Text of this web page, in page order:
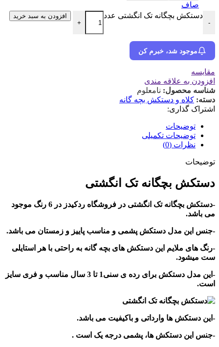
صاف
-
دستکش بچگانه تک انگشتی عدد
+
افزودن به سبد خرید
موجود شد، خبرم کن
مقایسه
افزودن به علاقه مندی
شناسه محصول: نامعلوم
دسته: کلاه و دستکش بچه گانه
اشتراک گذاری:
توضیحات
توضیحات تکمیلی
نظرات (0)
توضیحات
دستکش بچگانه تک انگشتی
-دستکش بچگانه تک انگشتی در فروشگاه ردکیدز در 6 رنگ موجود
می باشد.
-جنس این مدل دستکش پشمی و مناسب پاییز و زمستان می باشد.
-رنگ های ملایم این دستکش های بچه گانه به راحتی با هر استایلی
ست میشود.
-این مدل دستکش برای رده ی سنی1 تا 3 سال مناسب و فری سایز
است.
-این دستکش ها وارداتی و باکیفیت می باشد.
-جنس این دستکش ها، پشمی درجه یک است .